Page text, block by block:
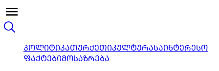
ᲞᲝᲚᲘᲢᲘᲙᲐᲗᲣᲠᲥᲔᲗᲘᲙᲣᲚᲢᲣᲠᲐᲡᲐᲘᲜᲢᲔᲠᲔᲡᲝ
ᲤᲐᲥᲢᲔᲑᲘᲛᲝᲡᲐᲖᲠᲔᲑᲐ